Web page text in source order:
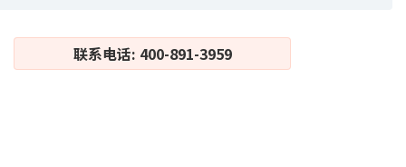
联系电话: 400-891-3959